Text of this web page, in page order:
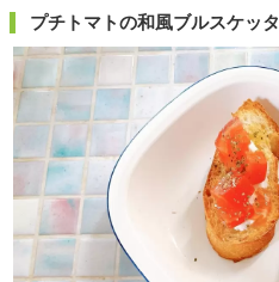
プチトマトの和風ブルスケッタ